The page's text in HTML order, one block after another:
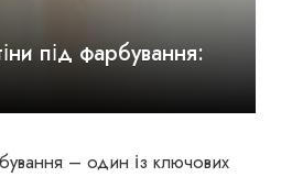
під фарбування:
– один із ключових